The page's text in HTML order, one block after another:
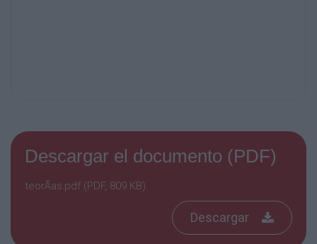
Descargar el documento (PDF)
teorÃ­as.pdf (PDF, 809 KB)
Descargar